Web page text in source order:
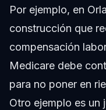
Por ejemplo, en
construcción que
compensación
Medicare debe
para no poner en
Otro ejemplo es un